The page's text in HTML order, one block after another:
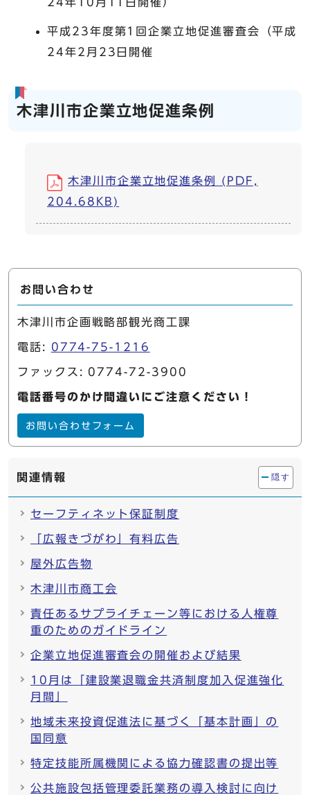
24年10月11日開催）
平成23年度第1回企業立地促進審査会（平成
24年2月23日開催
木津川市企業立地促進条例
木津川市企業立地促進条例 (PDF,
204.68KB)
お問い合わせ
木津川市企画戦略部観光商工課
電話: 0774-75-1216
ファックス: 0774-72-3900
電話番号のかけ間違いにご注意ください！
お問い合わせフォーム
関連情報 隠す
セーフティネット保証制度
「広報きづがわ」有料広告
屋外広告物
木津川市商工会
責任あるサプライチェーン等における人権尊
重のためのガイドライン
企業立地促進審査会の開催および結果
10月は「建設業退職金共済制度加入促進強化
月間」
地域未来投資促進法に基づく「基本計画」の
国同意
特定技能所属機関による協力確認書の提出等
公共施設包括管理委託業務の導入検討に向け